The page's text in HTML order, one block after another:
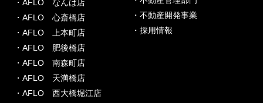
・AFLO なんば店
・AFLO 心斎橋店
・AFLO 上本町店
・AFLO 肥後橋店
・AFLO 南森町店
・AFLO 天満橋店
・AFLO 西大橋堀江店
・不動産開発事業
・採用情報